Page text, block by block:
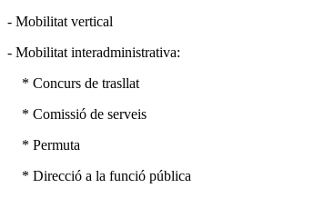
- Mobilitat vertical
- Mobilitat interadministrativa:
* Concurs de trasllat
* Comissió de serveis
* Permuta
* Direcció a la funció pública